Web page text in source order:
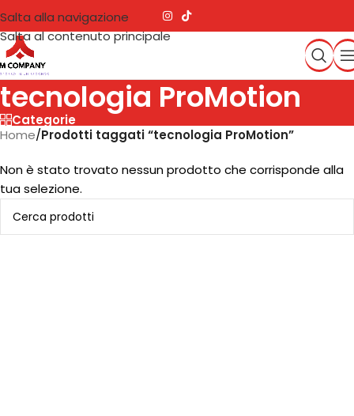
Salta alla navigazione
Salta al contenuto principale
tecnologia ProMotion
Categorie
Home/Prodotti taggati “tecnologia ProMotion”
Non è stato trovato nessun prodotto che corrisponde alla
tua selezione.